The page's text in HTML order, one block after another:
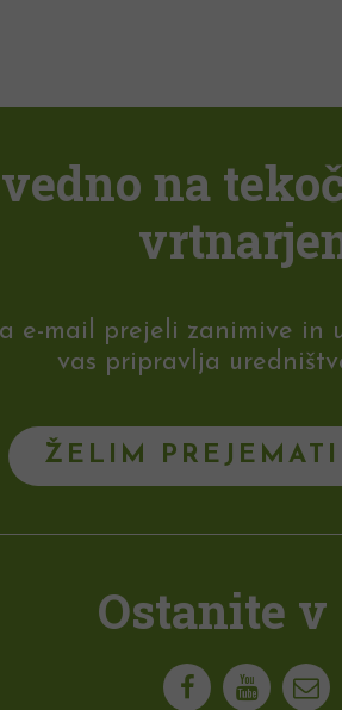
na
e-mail prejeli zanimive
vas pripravlja
ŽELIM
Ostanite